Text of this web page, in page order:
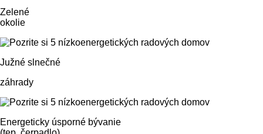
Zelené
okolie
Južné slnečné
záhrady
Energeticky úsporné bývanie